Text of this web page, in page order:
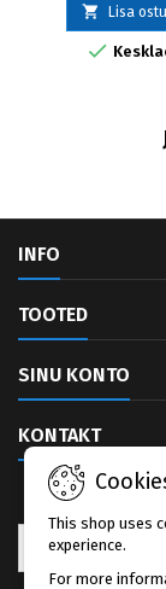
 Lisa

INFO
TOOTED
SINU KONTO
KONTAKT
This shop uses
experience.
For more